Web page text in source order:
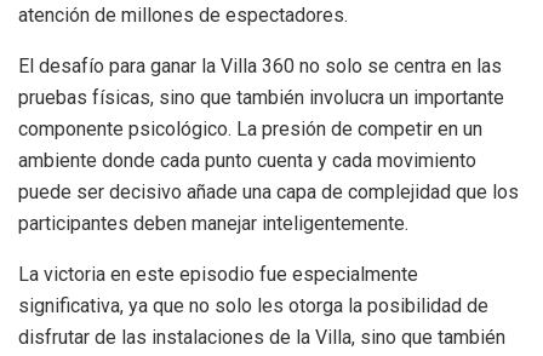
atención de millones de espectadores.
El desafío para ganar la Villa 360 no solo se centra en las
pruebas físicas, sino que también involucra un importante
componente psicológico. La presión de competir en un
ambiente donde cada punto cuenta y cada movimiento
puede ser decisivo añade una capa de complejidad que los
participantes deben manejar inteligentemente.
La victoria en este episodio fue especialmente
significativa, ya que no solo les otorga la posibilidad de
disfrutar de las instalaciones de la Villa, sino que también